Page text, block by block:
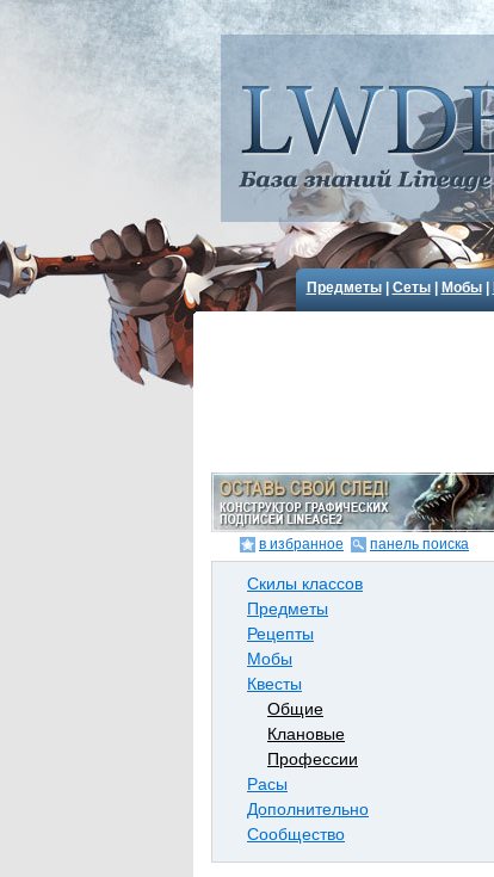
Предметы| Сеты| Мобы|
в избранное панель поиска
Скилы классов
Предметы
Рецепты
Мобы
Квесты
Общие
Клановые
Профессии
Расы
Дополнительно
Сообщество